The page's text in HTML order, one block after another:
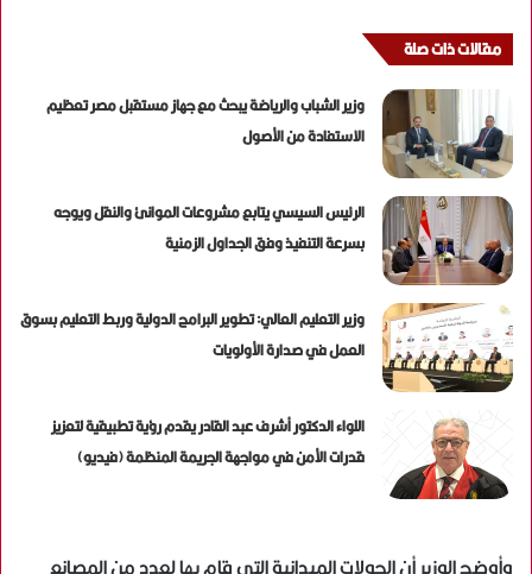
مقالات ذات صلة
وزير الشباب والرياضة يبحث مع جهاز مستقبل مصر تعظيم
الاستفادة من الأصول
الرئيس السيسي يتابع مشروعات الموانئ والنقل ويوجه
بسرعة التنفيذ وفق الجداول الزمنية
وزير التعليم العالي: تطوير البرامج الدولية وربط التعليم بسوق
العمل في صدارة الأولويات
اللواء الدكتور أشرف عبد القادر يقدم رؤية تطبيقية لتعزيز
قدرات الأمن في مواجهة الجريمة المنظمة (فيديو)
وأوضح الوزير أن الجولات الميدانية التي قام بها لعدد من المصانع